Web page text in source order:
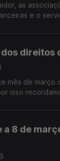
as
e o
direitos
isso
a 8 de